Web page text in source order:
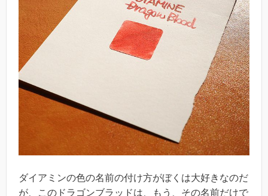
ダイアミンの色の名前の付け方がぼくは大好きなのだ
が、このドラゴンブラッドは、もう、その名前だけで